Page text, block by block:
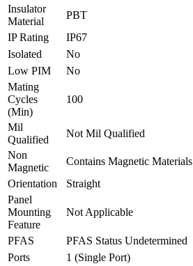
Insulator
Material
PBT
IP Rating
IP67
Isolated
No
Low PIM
No
Mating
Cycles
(Min)
100
Mil
Qualified
Not Mil Qualified
Non
Magnetic
Contains Magnetic Materials
Orientation
Straight
Panel
Mounting
Feature
Not Applicable
PFAS
PFAS Status Undetermined
Ports
1 (Single Port)